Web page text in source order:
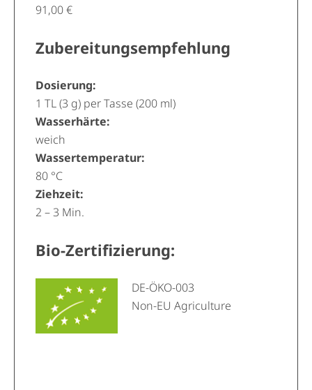
91,00 €
Zubereitungsempfehlung
Dosierung:
1 TL (3 g) per Tasse (200 ml)
Wasserhärte:
weich
Wassertemperatur:
80 °C
Ziehzeit:
2 – 3 Min.
Bio-Zertifizierung:
DE-ÖKO-003
Non-EU Agriculture